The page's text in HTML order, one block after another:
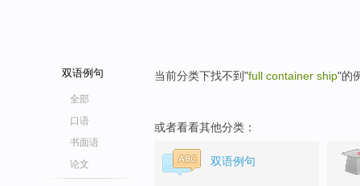
双语例句
全部
口语
书面语
论文
当前分类下找不到"full container ship"的
或者看看其他分类：
双语例句